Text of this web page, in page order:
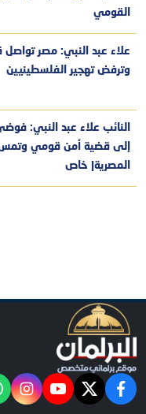
القومي
علاء عبد النبي: مصر تواصل
وترفض تهجير الفلسطينيين
النائب علاء عبد النبي:
إلى قضية أمن قومي وتمس
المصرية| خاص
facebook
twitter
youtube